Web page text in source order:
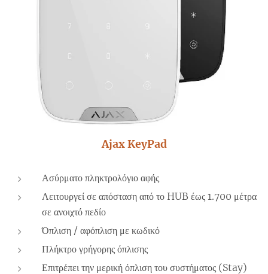
Ajax KeyPad
Ασύρματο πληκτρολόγιο αφής
Λειτουργεί σε απόσταση από το HUB έως 1.700 μέτρα
σε ανοιχτό πεδίο
Όπλιση / αφόπλιση με κωδικό
Πλήκτρο γρήγορης όπλισης
Επιτρέπει την μερική όπλιση του συστήματος (Stay)